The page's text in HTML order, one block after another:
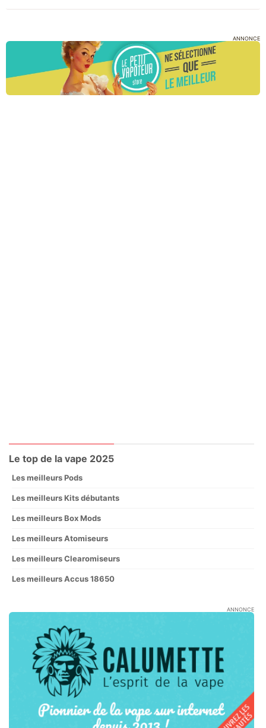
ANNONCE
Le top de la vape 2025
Les meilleurs Pods
Les meilleurs Kits débutants
Les meilleurs Box Mods
Les meilleurs Atomiseurs
Les meilleurs Clearomiseurs
Les meilleurs Accus 18650
ANNONCE